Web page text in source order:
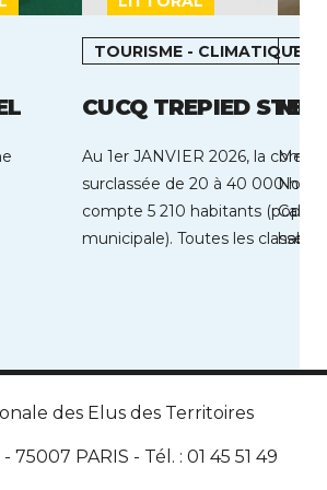
TOURISME - CLIMATIQUE
CUCQ TREPIED
Au 1er JANVIER 2026, la
surclassée de 20 à 40 000
compte 5 210 habitants
municipale). Toutes les classes
des Elus des Territoires
75007 PARIS - Tél. : 01 45 51 49